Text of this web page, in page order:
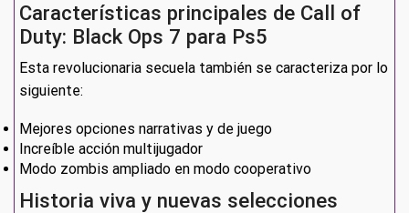
Características principales de Call of
Duty: Black Ops 7 para Ps5
Esta revolucionaria secuela también se caracteriza por lo
siguiente:
Mejores opciones narrativas y de juego
Increíble acción multijugador
Modo zombis ampliado en modo cooperativo
Historia viva y nuevas selecciones